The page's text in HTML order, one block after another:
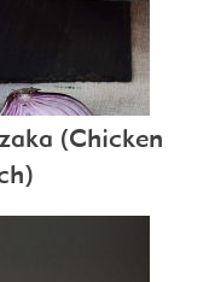
(Chicken